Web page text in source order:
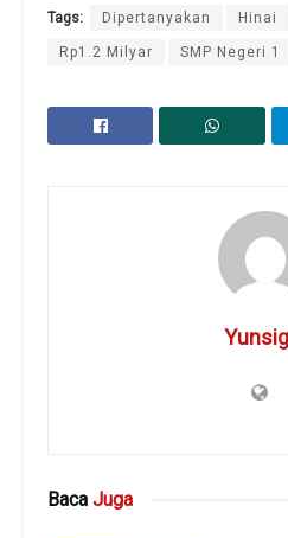
Tags: Dipertanyakan Hinai
Rp1.2 Milyar SMP Negeri 1
Baca Juga